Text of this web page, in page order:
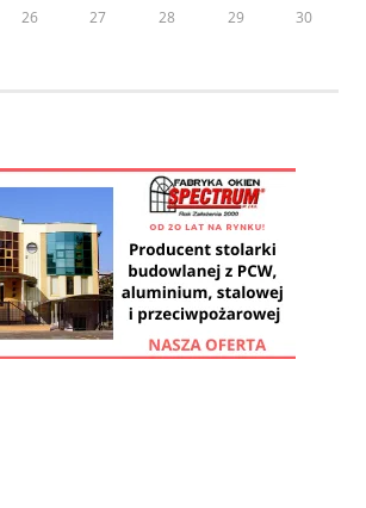
26 27 28 29 30